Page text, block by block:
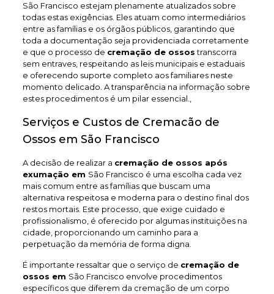
São Francisco estejam plenamente atualizados sobre
todas estas exigências. Eles atuam como intermediários
entre as famílias e os órgãos públicos, garantindo que
toda a documentação seja providenciada corretamente
e que o processo de cremação de ossostranscorra
sem entraves, respeitando as leis municipais e estaduais
e oferecendo suporte completo aos familiares neste
momento delicado. A transparência na informação sobre
estes procedimentos é um pilar essencial.,
Serviços e Custos de Cremacão de
Ossos em São Francisco
A decisão de realizar a cremação de ossos após
exumação em São Francisco é uma escolha cada vez
mais comum entre as famílias que buscam uma
alternativa respeitosa e moderna para o destino final dos
restos mortais. Este processo, que exige cuidado e
profissionalismo, é oferecido por algumas instituições na
cidade, proporcionando um caminho para a
perpetuação da memória de forma digna.
É importante ressaltar que o serviço de cremação de
ossos em São Francisco envolve procedimentos
específicos que diferem da cremação de um corpo